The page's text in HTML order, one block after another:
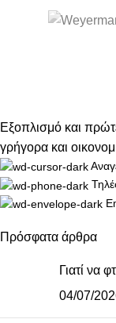
Εξοπλισμό και
γρήγορα και
Πρόσφατα άρθρα
Γιατί να
04/07/